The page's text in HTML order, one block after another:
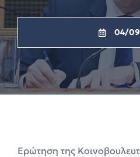
04/
Ερώτηση της